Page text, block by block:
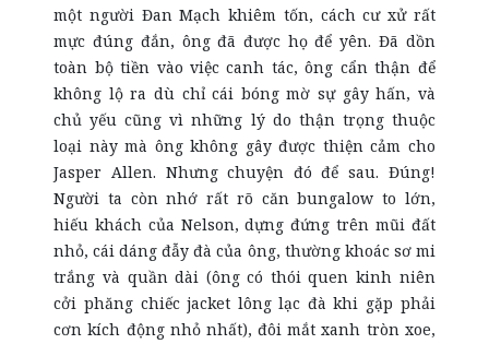
một người Đan Mạch khiêm tốn, cách cư xử rất
mực đúng đắn, ông đã được họ để yên. Đã dồn
toàn bộ tiền vào việc canh tác, ông cẩn thận để
không lộ ra dù chỉ cái bóng mờ sự gây hấn, và
chủ yếu cũng vì những lý do thận trọng thuộc
loại này mà ông không gây được thiện cảm cho
Jasper Allen. Nhưng chuyện đó để sau. Đúng!
Người ta còn nhớ rất rõ căn bungalow to lớn,
hiếu khách của Nelson, dựngđứng trên mũi đất
nhỏ, cái dáng đẫy đà của ông, thường khoác sơ mi
trắng và quần dài (ông có thói quen kinh niên
cởi phăng chiếc jacket lông lạc đà khi gặp phải
cơn kích động nhỏ nhất), đôi mắt xanh tròn xoe,